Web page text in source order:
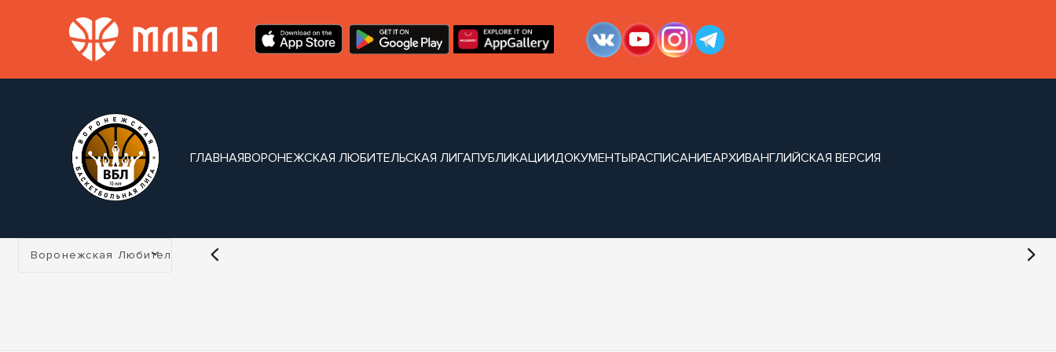
ГЛАВНАЯВОРОНЕЖСКАЯ ЛЮБИТЕЛЬСКАЯ ЛИГАПУБЛИКАЦИИДОКУМЕНТЫРАСПИСАНИЕАРХИВАНГЛИЙСКАЯ ВЕРСИЯ
Турнир:
Воронежская Любительская Лига